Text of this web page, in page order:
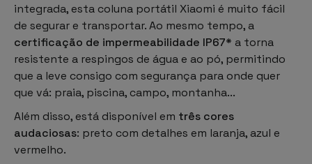
integrada, esta coluna portátil Xiaomi é muito fácil
de segurar e transportar. Ao mesmo tempo, a
certificação de impermeabilidade IP67* a torna
resistente a respingos de água e ao pó, permitindo
que a leve consigo com segurança para onde quer
que vá: praia, piscina, campo, montanha...
Além disso, está disponível em três cores
audaciosas: preto com detalhes em laranja, azul e
vermelho.